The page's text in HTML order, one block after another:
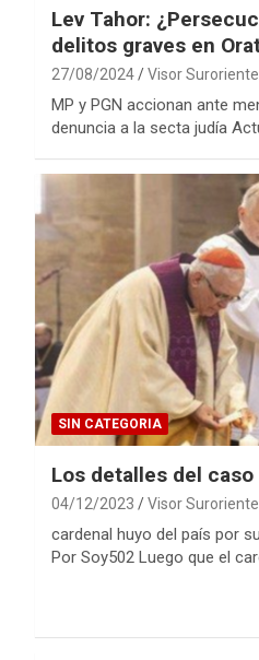
Lev Tahor:
delitos graves en
27/08/2024 Visor Suroriente
MP y PGN accionan ante
denuncia a la secta judía
SIN CATEGORIA
Los detalles del
04/12/2023 Visor Suroriente
cardenal huyo del país por
Por Soy502 Luego que el